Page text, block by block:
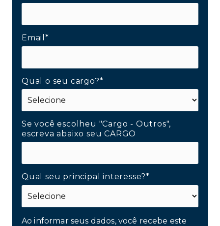
Email*
Qual o seu cargo?*
Se você escolheu "Cargo - Outros",
escreva abaixo seu CARGO
Qual seu principal interesse?*
Ao informar seus dados, você recebe este